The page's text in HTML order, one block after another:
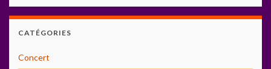
CATÉGORIES
Concert